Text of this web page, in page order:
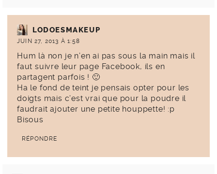
LODOESMAKEUP
JUIN 27, 2013 À 1:58
Hum là non je n’en ai pas sous la main mais il
faut suivre leur page Facebook, ils en
partagent parfois ! 🙂
Ha le fond de teint je pensais opter pour les
doigts mais c’est vrai que pour la poudre il
faudrait ajouter une petite houppette! :p
Bisous
RÉPONDRE